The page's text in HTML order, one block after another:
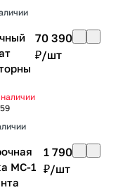
70 390
₽/шт
МС-1
1 790
₽/шт